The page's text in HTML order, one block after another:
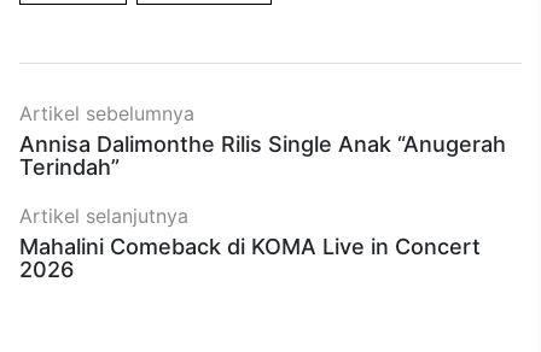
Artikel sebelumnya
Annisa Dalimonthe Rilis Single Anak “Anugerah
Terindah”
Artikel selanjutnya
Mahalini Comeback di KOMA Live in Concert
2026